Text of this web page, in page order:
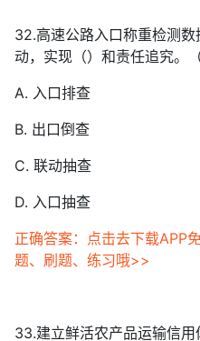
32.高速公路入口称重检测
动，实现（）和责任追究。
A. 入口排查
B. 出口倒查
C. 联动抽查
D. 入口抽查
正确答案：点击去下载APP
题、刷题、练习哦>>
33.建立鲜活农产品运输信